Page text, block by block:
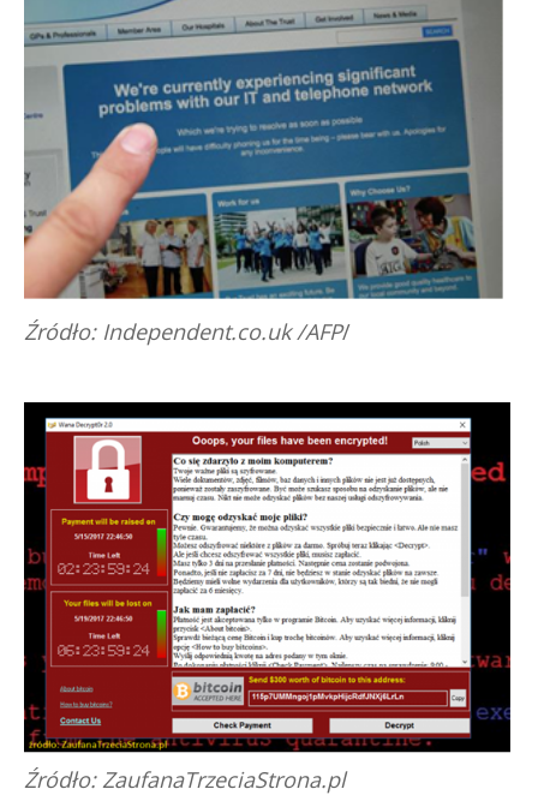
Źródło: Independent.co.uk /AFP/
Źródło: ZaufanaTrzeciaStrona.pl